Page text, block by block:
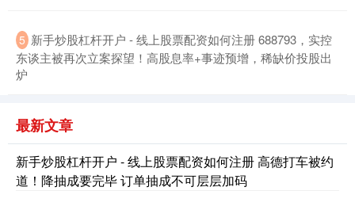
创业板指 3563.12 +47.56
5 新手炒股杠杆开户 - 线上股票配资如何注册 688793，实控
东谈主被再次立案探望！高股息率+事迹预增，稀缺价投股出
炉
最新文章
新手炒股杠杆开户 - 线上股票配资如何注册 高德打车被约
道！降抽成要完毕 订单抽成不可层层加码